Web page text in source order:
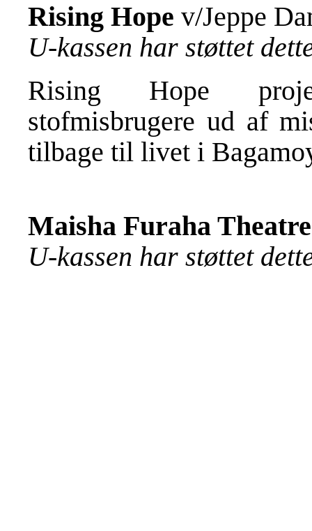
Rising Hope v/Jeppe
U-kassen har støttet
Rising Hope
stofmisbrugere ud af
tilbage til livet i
Maisha Furaha Theatre
U-kassen har støttet